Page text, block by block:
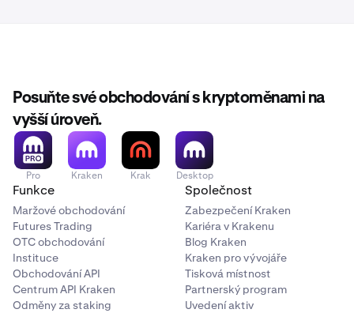
Posuňte své obchodování s kryptoměnami na
vyšší úroveň.
Pro Kraken Krak Desktop
Funkce
Maržové obchodování
Futures Trading
OTC obchodování
Instituce
Obchodování API
Centrum API Kraken
Odměny za staking
Společnost
Zabezpečení Kraken
Kariéra v Krakenu
Blog Kraken
Kraken pro vývojáře
Tisková místnost
Partnerský program
Uvedení aktiv